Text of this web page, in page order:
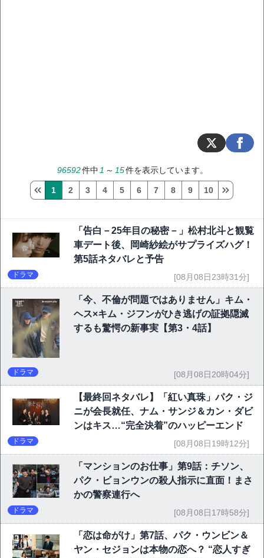
96592件中 1 ～ 15件を表示しています。
1 2 3 4 5 6 7 8 9 10
「告白－25年目の秘密－」松村北斗と観覧
車デート後、岡崎紗絵がサプライズハグ！
第5話ネタバレと予告
ドラマ [08月08日23時31分]
「今、不倫が問題ではありません」キム・
ヘス×キム・ジフンがひき逃げの証拠隠滅
するも驚愕の新事実【第3・4話】
ドラマ [08月08日20時04分]
【最終回ネタバレ】「紅い真珠」パク・ジ
ニが会長就任、ナム・サンジ＆カン・ダビ
ンはキス…“完全決着”のハッピーエンド
ドラマ [08月08日19時12分]
「マンションのお仕事」第9話：チソン、
パク・ビョンウンの殺人指示に直面！まさ
かの警察連行へ
ドラマ [08月08日17時58分]
「恋は命がけ」第7話、パク・ウンビン＆
ヤン・セジョンは本物の恋へ？ “恋人すぎ